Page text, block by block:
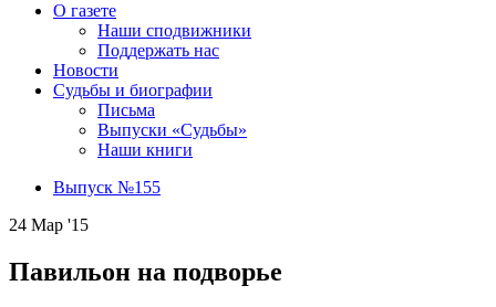
О газете
Наши сподвижники
Поддержать нас
Новости
Судьбы и биографии
Письма
Выпуски «Судьбы»
Наши книги
Выпуск №155
24 Мар '15
Павильон на подворье